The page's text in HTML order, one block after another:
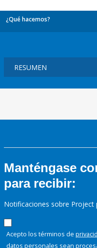
¿Qué hacemos?
Manténgase
para recibir:
Notificaciones sobre Project
Acepto los términos de
datos personales sean